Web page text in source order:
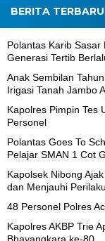
BERITA TERBARU
Polantas Karib Sasar
Generasi Tertib
Anak Sembilan
Irigasi Tanah Jambo
Kapolres Pimpin Tes
Personel
Polantas Goes To
Pelajar SMAN 1 Cot
Kapolsek Nibong
dan Menjauhi
48 Personel Polres
Kapolres AKBP Trie
Bhayangkara ke-80